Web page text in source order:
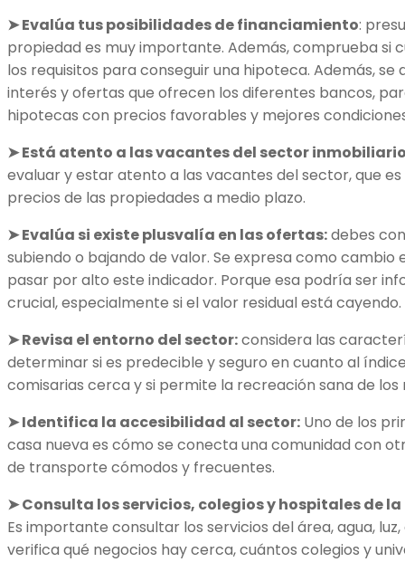
➤ Evalúa tus posibilidades de financiamiento:
propiedad es muy importante. Además, comprueba si
los requisitos para conseguir una hipoteca. Además, se
interés y ofertas que ofrecen los diferentes bancos,
hipotecas con precios favorables y mejores
➤ Está atento a las vacantes del sector
evaluar y estar atento a las vacantes del sector, que
precios de las propiedades a medio plazo.
➤ Evalúa si existe plusvalía en las ofertas:debes
subiendo o bajando de valor. Se expresa como cambio
pasar por alto este indicador. Porque esa podría ser
crucial, especialmente si el valor residual está cayendo.
➤ Revisa el entorno del sector:considera las
determinar si es predecible y seguro en cuanto al
comisarias cerca y si permite la recreación sana de los
➤ Identifica la accesibilidad al sector: Uno de los
casa nueva es cómo se conecta una comunidad con
de transporte cómodos y frecuentes.
➤ Consulta los servicios, colegios y hospitales de la
Es importante consultar los servicios del área, agua,
verifica qué negocios hay cerca, cuántos colegios y